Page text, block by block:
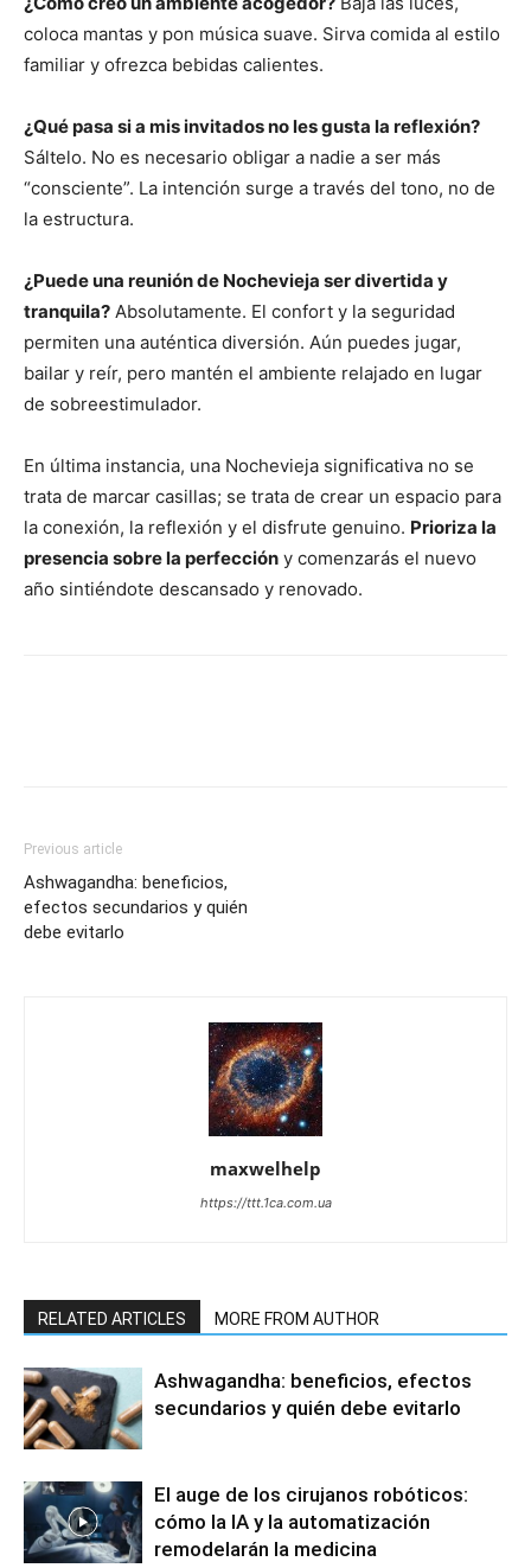
coloca mantas y pon música suave. Sirva comida al estilo
familiar y ofrezca bebidas calientes.
¿Qué pasa si a mis invitados no les gusta la reflexión?
Sáltelo. No es necesario obligar a nadie a ser más
“consciente”. La intención surge a través del tono, no de
la estructura.
¿Puede una reunión de Nochevieja ser divertida y
tranquila? Absolutamente. El confort y la seguridad
permiten una auténtica diversión. Aún puedes jugar,
bailar y reír, pero mantén el ambiente relajado en lugar
de sobreestimulador.
En última instancia, una Nochevieja significativa no se
trata de marcar casillas; se trata de crear un espacio para
la conexión, la reflexión y el disfrute genuino. Prioriza la
presencia sobre la perfección y comenzarás el nuevo
año sintiéndote descansado y renovado.
Previous article
Ashwagandha: beneficios,
efectos secundarios y quién
debe evitarlo
maxwelhelp
https://ttt.1ca.com.ua
RELATED ARTICLES MORE FROM AUTHOR
Ashwagandha: beneficios, efectos
secundarios y quién debe evitarlo
El auge de los cirujanos robóticos:
cómo la IA y la automatización
remodelarán la medicina